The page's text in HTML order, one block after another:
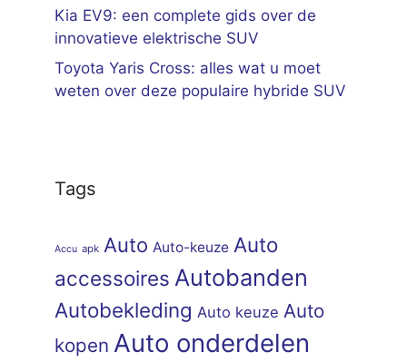
Kia EV9: een complete gids over de
innovatieve elektrische SUV
Toyota Yaris Cross: alles wat u moet
weten over deze populaire hybride SUV
Tags
Accu apk Auto Auto-keuze Auto
accessoires Autobanden
Autobekleding Auto keuze Auto
kopen Auto onderdelen